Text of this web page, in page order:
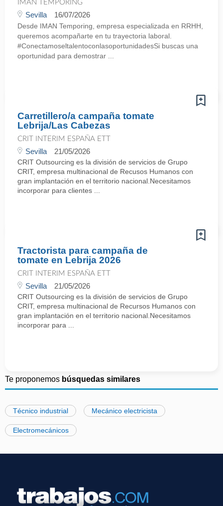
IMAN TEMPORING
Sevilla 16/07/2026
Desde IMAN Temporing, empresa especializada en RRHH,
queremos acompañarte en tu trayectoria laboral.
#ConectamoseltalentoconlasoportunidadesSi buscas una
oportunidad para demostrar ...
Carretillero/a campaña tomate
Lebrija/Las Cabezas
CRIT INTERIM ESPAÑA ETT
Sevilla 21/05/2026
CRIT Outsourcing es la división de servicios de Grupo
CRIT, empresa multinacional de Recusos Humanos con
gran implantación en el territorio nacional.Necesitamos
incorporar para clientes ...
Tractorista para campaña de
tomate en Lebrija 2026
CRIT INTERIM ESPAÑA ETT
Sevilla 21/05/2026
CRIT Outsourcing es la división de servicios de Grupo
CRIT, empresa multinacional de Recursos Humanos con
gran implantación en el territorio nacional.Necesitamos
incorporar para ...
Te proponemos búsquedas similares
Técnico industrial Mecánico electricista
Electromecánicos